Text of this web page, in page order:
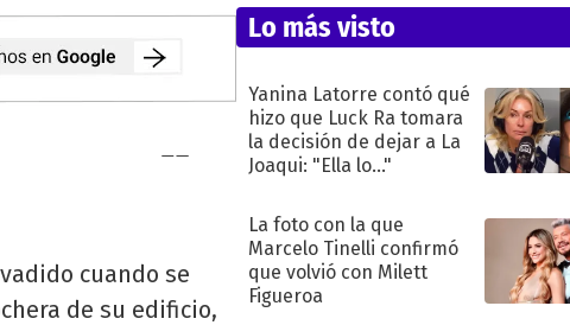
cuando se
de su edificio,
Lo más visto
Yanina Latorre contó qué
hizo que Luck Ra tomara
la decisión de dejar a La
Joaqui: "Ella lo..."
La foto con la que
Marcelo Tinelli confirmó
que volvió con Milett
Figueroa